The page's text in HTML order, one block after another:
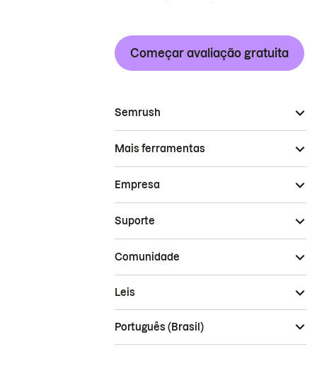
Começar avaliação gratuita
Semrush
Mais ferramentas
Empresa
Suporte
Comunidade
Leis
Português (Brasil)